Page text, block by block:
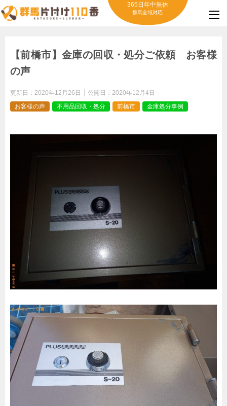
365日年中無休
群馬全域対応
【前橋市】金庫の回収・処分ご依頼 お客様
の声
更新日： 2020年12月26日 公開日： 2020年12月4日
お客様の声
不用品回収・処分 前橋市 金庫処分事例